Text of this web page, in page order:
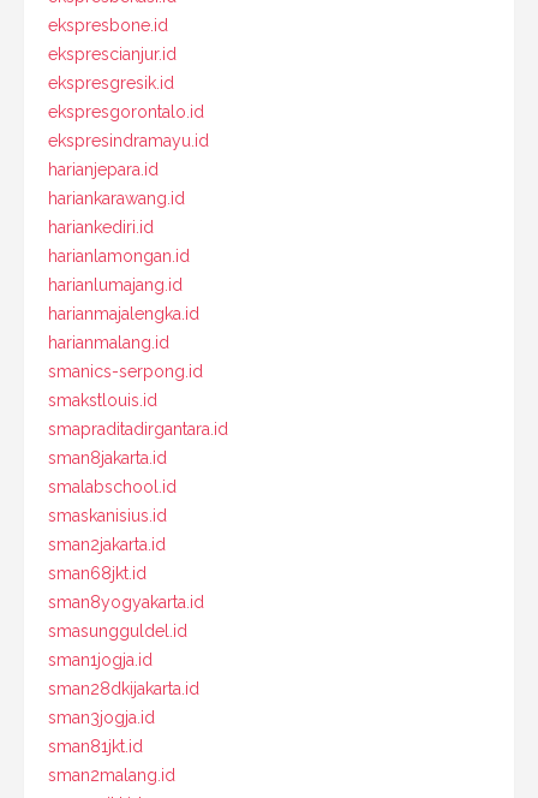
ekspresbone.id
eksprescianjur.id
ekspresgresik.id
ekspresgorontalo.id
ekspresindramayu.id
harianjepara.id
hariankarawang.id
hariankediri.id
harianlamongan.id
harianlumajang.id
harianmajalengka.id
harianmalang.id
smanics-serpong.id
smakstlouis.id
smapraditadirgantara.id
sman8jakarta.id
smalabschool.id
smaskanisius.id
sman2jakarta.id
sman68jkt.id
sman8yogyakarta.id
smasungguldel.id
sman1jogja.id
sman28dkijakarta.id
sman3jogja.id
sman81jkt.id
sman2malang.id